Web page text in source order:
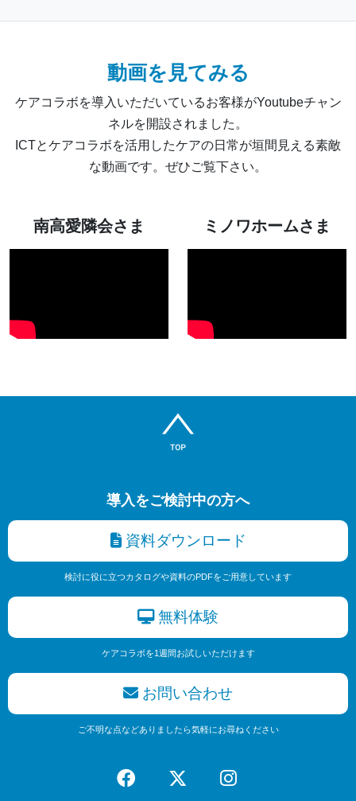
動画を見てみる
ケアコラボを導入いただいているお客様がYoutubeチャン
ネルを開設されました。
ICTとケアコラボを活用したケアの日常が垣間見える素敵
な動画です。ぜひご覧下さい。
南高愛隣会さま ミノワホームさま
導入をご検討中の方へ
資料ダウンロード
検討に役に立つカタログや資料のPDFをご用意しています
無料体験
ケアコラボを1週間お試しいただけます
お問い合わせ
ご不明な点などありましたら気軽にお尋ねください